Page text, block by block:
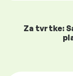
Za tvrtke: